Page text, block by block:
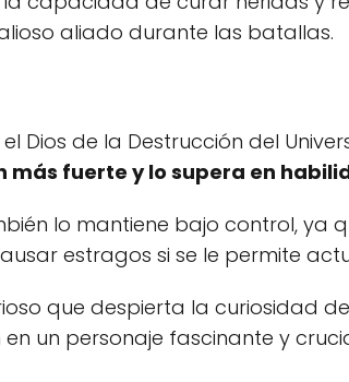
aliado durante las batallas.
Dios de la Destrucción del
más fuerte y lo supera en
lo mantiene bajo control, ya
estragos si se le permite
que despierta la curiosidad
un personaje fascinante y